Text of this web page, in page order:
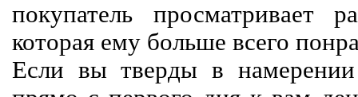
покупатель просматривает
которая ему больше всего
Если вы тверды в